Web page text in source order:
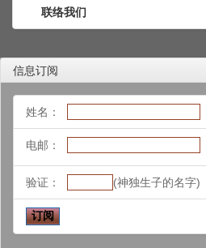
联络我们
信息订阅
姓名：
电邮：
验证： (神独生子的名字)